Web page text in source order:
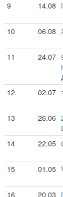
9 14.08
10 06.08
11 24.07
12 02.07
13 26.06
14 22.05
15 01.05
16 20.03